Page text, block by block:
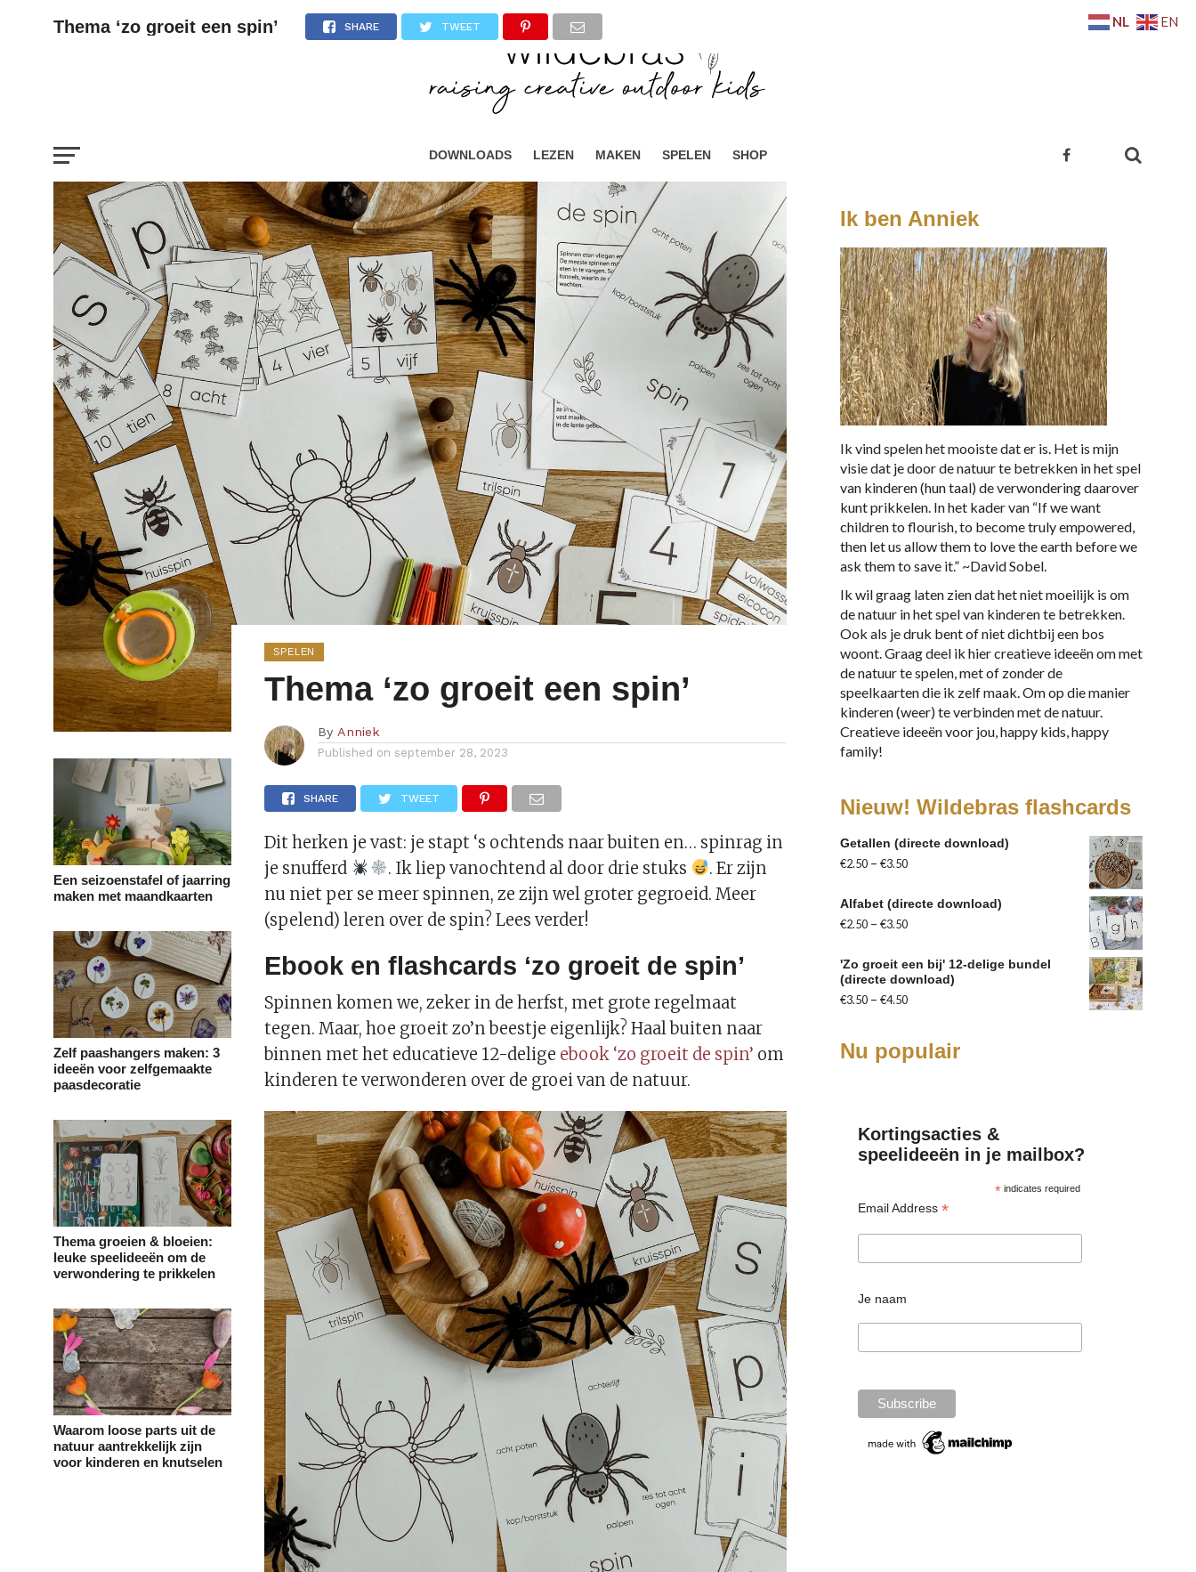
DOWNLOADS LEZEN MAKEN SPELEN SHOP
Thema ‘zo groeit een spin’ SHARE TWEET
Een seizoenstafel of jaarring
maken met maandkaarten
Zelf paashangers maken: 3
ideeën voor zelfgemaakte
paasdecoratie
Thema groeien & bloeien:
leuke speelideeën om de
verwondering te prikkelen
Waarom loose parts uit de
natuur aantrekkelijk zijn
voor kinderen en knutselen
SPELEN
Thema ‘zo groeit een spin’
By Anniek
Published on september 28, 2023
SHARE TWEET
Dit herken je vast: je stapt ‘s ochtends naar buiten en… spinrag in
je snufferd
. Ik liep vanochtend al door drie stuks
. Er zijn
nu niet per se meer spinnen, ze zijn wel groter gegroeid. Meer
(spelend) leren over de spin? Lees verder!
Ebook en flashcards ‘zo groeit de spin’
Spinnen komen we, zeker in de herfst, met grote regelmaat
tegen. Maar, hoe groeit zo’n beestje eigenlijk? Haal buiten naar
binnen met het educatieve 12-delige ebook ‘zo groeit de spin’ om
kinderen te verwonderen over de groei van de natuur.
Ik ben Anniek
Ik vind spelen het mooiste dat er is. Het is mijn
visie dat je door de natuur te betrekken in het spel
van kinderen (hun taal) de verwondering daarover
kunt prikkelen. In het kader van “If we want
children to flourish, to become truly empowered,
then let us allow them to love the earth before we
ask them to save it.” ~David Sobel.
Ik wil graag laten zien dat het niet moeilijk is om
de natuur in het spel van kinderen te betrekken.
Ook als je druk bent of niet dichtbij een bos
woont. Graag deel ik hier creatieve ideeën om met
de natuur te spelen, met of zonder de
speelkaarten die ik zelf maak. Om op die manier
kinderen (weer) te verbinden met de natuur.
Creatieve ideeën voor jou, happy kids, happy
family!
Nieuw! Wildebras flashcards
Getallen (directe download)
€2.50 – €3.50
Alfabet (directe download)
€2.50 – €3.50
'Zo groeit een bij' 12-delige bundel
(directe download)
€3.50 – €4.50
Nu populair
Kortingsacties &
speelideeën in je mailbox?
*indicates required
Email Address *
Je naam
NL EN